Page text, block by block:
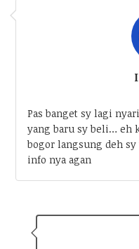
Pas banget sy lagi
yang baru sy beli… eh
bogor langsung deh
info nya agan